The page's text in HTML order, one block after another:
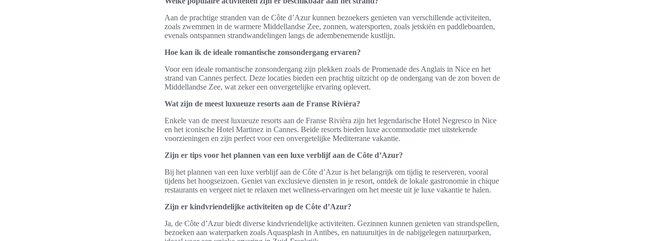
Aan de prachtige stranden van de Côte d’Azur kunnen bezoekers genieten van verschillende activiteiten,
zoals zwemmen in de warmere Middellandse Zee, zonnen, watersporten, zoals jetskiën en paddleboarden,
evenals ontspannen strandwandelingen langs de adembenemende kustlijn.
Hoe kan ik de ideale romantische zonsondergang ervaren?
Voor een ideale romantische zonsondergang zijn plekken zoals de Promenade des Anglais in Nice en het
strand van Cannes perfect. Deze locaties bieden een prachtig uitzicht op de ondergang van de zon boven de
Middellandse Zee, wat zeker een onvergetelijke ervaring oplevert.
Wat zijn de meest luxueuze resorts aan de Franse Rivièra?
Enkele van de meest luxueuze resorts aan de Franse Rivièra zijn het legendarische Hotel Negresco in Nice
en het iconische Hotel Martinez in Cannes. Beide resorts bieden luxe accommodatie met uitstekende
voorzieningen en zijn perfect voor een onvergetelijke Mediterrane vakantie.
Zijn er tips voor het plannen van een luxe verblijf aan de Côte d’Azur?
Bij het plannen van een luxe verblijf aan de Côte d’Azur is het belangrijk om tijdig te reserveren, vooral
tijdens het hoogseizoen. Geniet van exclusieve diensten in je resort, ontdek de lokale gastronomie in chique
restaurants en vergeet niet te relaxen met wellness-ervaringen om het meeste uit je luxe vakantie te halen.
Zijn er kindvriendelijke activiteiten op de Côte d’Azur?
Ja, de Côte d’Azur biedt diverse kindvriendelijke activiteiten. Gezinnen kunnen genieten van strandspellen,
bezoeken aan waterparken zoals Aquasplash in Antibes, en natuuruitjes in de nabijgelegen natuurparken,